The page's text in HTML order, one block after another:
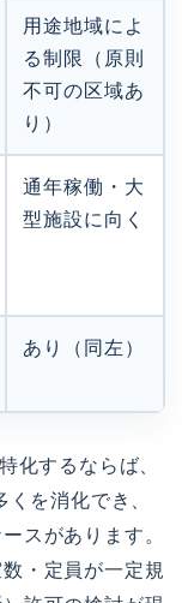
用途地域によ
る制限（原則
不可の区域あ
り）
通年稼働・大
型施設に向く
あり（同左）
化するならば、
を消化でき、
スがあります。
・定員が一定規